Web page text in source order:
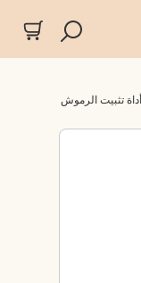
تثبيت الرموش